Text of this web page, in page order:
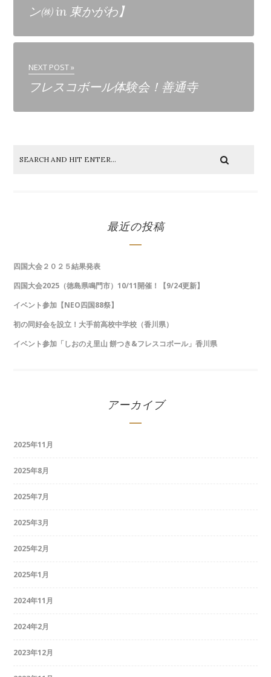
ン㈱ in 東かがわ】
NEXT POST »
フレスコボール体験会！善通寺
最近の投稿
四国大会２０２５結果発表
四国大会2025（徳島県鳴門市）10/11開催！【9/24更新】
イベント参加【NEO四国88祭】
初の同好会を設立！大手前高校中学校（香川県）
イベント参加「しおのえ里山 餅つき&フレスコボール」香川県
アーカイブ
2025年11月
2025年8月
2025年7月
2025年3月
2025年2月
2025年1月
2024年11月
2024年2月
2023年12月